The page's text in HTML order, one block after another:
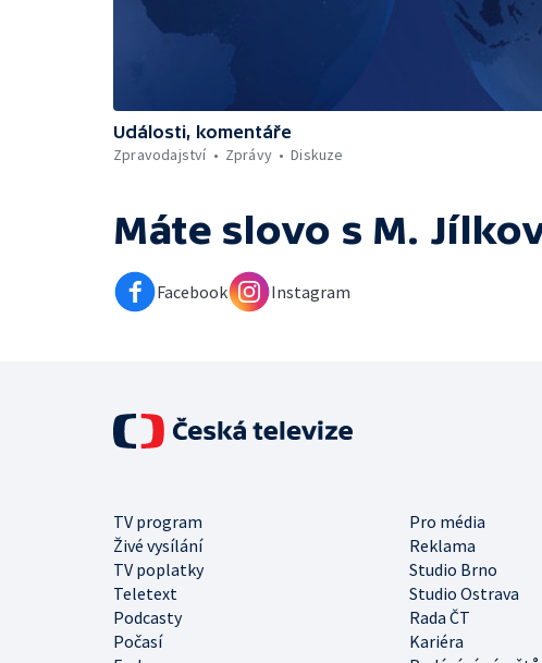
Události, komentáře
Zpravodajství
Zprávy Diskuze
Máte slovo s M.
Facebook Instagram
TV program
Pro média
Živé vysílání
Reklama
TV poplatky
Studio Brno
Teletext
Studio Ostrava
Podcasty
Rada ČT
Počasí
Kariéra